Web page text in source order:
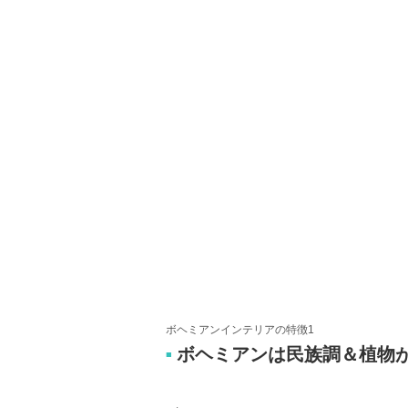
ボヘミアンインテリアの特徴1
■ ボヘミアンは民族調＆植物